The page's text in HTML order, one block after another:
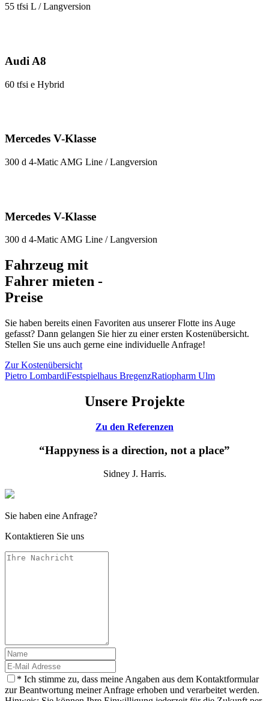
55 tfsi L / Langversion
Audi A8
60 tfsi e Hybrid
Mercedes V-Klasse
300 d 4-Matic AMG Line / Langversion
Mercedes V-Klasse
300 d 4-Matic AMG Line / Langversion
Fahrzeug mit
Fahrer mieten -
Preise
Sie haben bereits einen Favoriten aus unserer Flotte ins Auge
gefasst? Dann gelangen Sie hier zu einer ersten Kostenübersicht.
Stellen Sie uns auch gerne eine individuelle Anfrage!
Zur Kostenübersicht
Pietro LombardiFestspielhaus BregenzRatiopharm Ulm
Unsere Projekte
Zu den Referenzen
“Happyness is a direction, not a place”
Sidney J. Harris.
Sie haben eine Anfrage?
Kontaktieren Sie uns
* Ich stimme zu, dass meine Angaben aus dem Kontaktformular
zur Beantwortung meiner Anfrage erhoben und verarbeitet werden.